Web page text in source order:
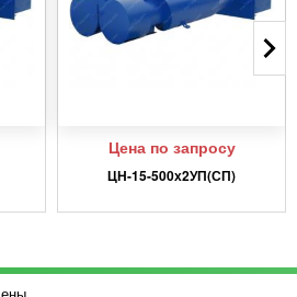
Цена по запросу
ЦН-15-500х2УП(СП)